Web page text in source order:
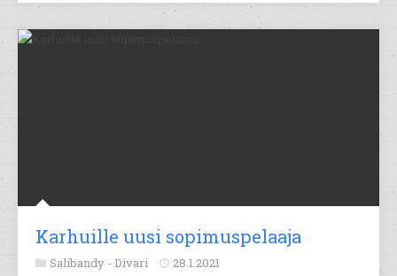
Karhuille uusi sopimuspelaaja
Salibandy - Divari 28.1.2021